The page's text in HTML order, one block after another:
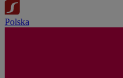
Polska